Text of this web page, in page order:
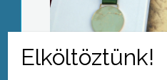
Javaslatokat